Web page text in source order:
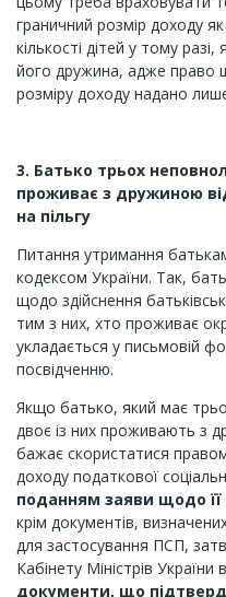
граничний розмір доходу
кількості дітей у тому
його дружина, адже право
розміру доходу надано
3. Батько трьох
проживає з дружиною
на пільгу
Питання утримання
кодексом України. Так,
щодо здійснення
тим з них, хто проживає
укладається у письмовій
посвідченню.
Якщо батько, який має
двоє із них проживають з
бажає скористатися
доходу податкової
поданням заяви щодо
крім документів,
для застосування ПСП,
Кабінету Міністрів
документи, що